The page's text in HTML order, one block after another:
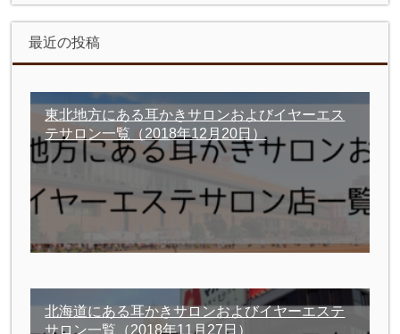
最近の投稿
東北地方にある耳かきサロンおよびイヤーエス
テサロン一覧 （2018年12月20日）
北海道にある耳かきサロンおよびイヤーエステ
サロン一覧 （2018年11月27日）